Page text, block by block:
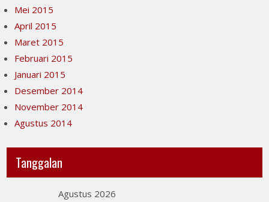
Mei 2015
April 2015
Maret 2015
Februari 2015
Januari 2015
Desember 2014
November 2014
Agustus 2014
Tanggalan
Agustus 2026